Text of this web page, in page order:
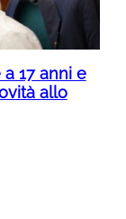
17 anni e
allo